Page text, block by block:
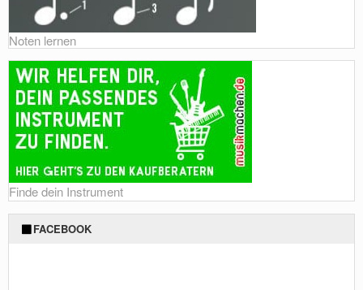
Noten lernen
Finde dein Instrument
FACEBOOK